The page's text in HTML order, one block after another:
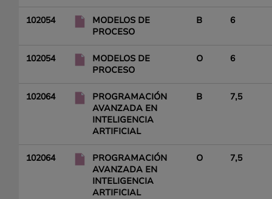
102054
MODELOS DE
PROCESO
B 6
102054
MODELOS DE
PROCESO
O 6
102064
PROGRAMACIÓN
AVANZADA EN
INTELIGENCIA
ARTIFICIAL
B 7,5
102064
PROGRAMACIÓN
AVANZADA EN
INTELIGENCIA
ARTIFICIAL
O 7,5